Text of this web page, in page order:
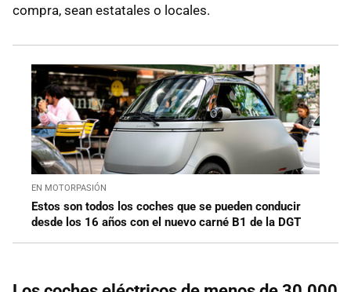
compra, sean estatales o locales.
EN MOTORPASIÓN
Estos son todos los coches que se pueden conducir
desde los 16 años con el nuevo carné B1 de la DGT